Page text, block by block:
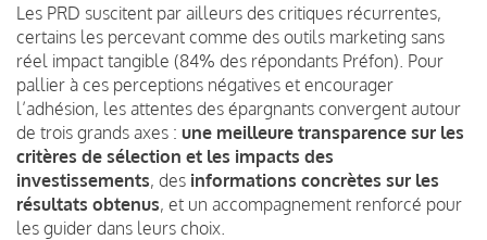
Les PRD suscitent par ailleurs des critiques récurrentes,
certains les percevant comme des outils marketing sans
réel impact tangible (84% des répondants Préfon). Pour
pallier à ces perceptions négatives et encourager
l’adhésion, les attentes des épargnants convergent autour
de trois grands axes : une meilleure transparence sur les
critères de sélection et les impacts des
investissements, des informations concrètes sur les
résultats obtenus, et un accompagnement renforcé pour
les guider dans leurs choix.